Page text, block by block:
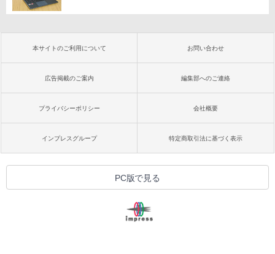
本サイトのご利用について お問い合わせ
広告掲載のご案内 編集部へのご連絡
プライバシーポリシー 会社概要
インプレスグループ 特定商取引法に基づく表示
PC版で見る